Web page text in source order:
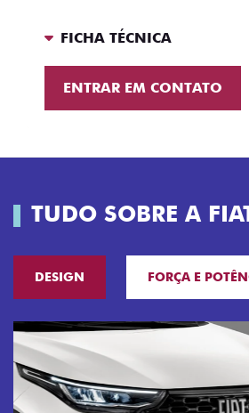
FICHA TÉCNICA
ENTRAR EM CONTATO
TUDO SOBRE A
DESIGN FORÇA E